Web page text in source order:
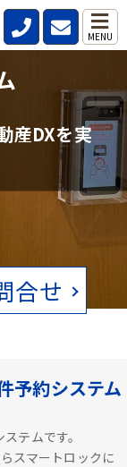
MENU
産DXを実
合せ
見確認の
の手間をなくし
予約システム
テムです。
スマートロックに